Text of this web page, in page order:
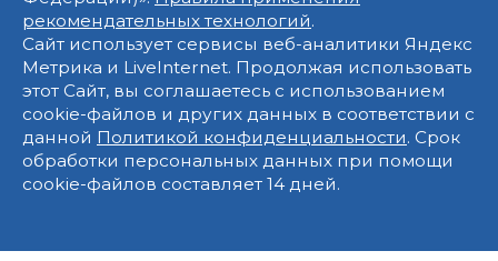
рекомендательных технологий.
Сайт использует сервисы веб-аналитики Яндекс
Метрика и LiveInternet. Продолжая использовать
этот Сайт, вы соглашаетесь с использованием
cookie-файлов и других данных в соответствии с
данной Политикой конфиденциальности. Срок
обработки персональных данных при помощи
cookie-файлов составляет 14 дней.